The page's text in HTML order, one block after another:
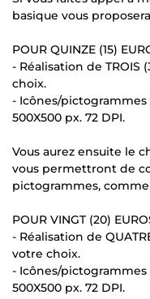
basique vous
POUR QUINZE (15)
- Réalisation de
choix.
- Icônes/pictogrammes
500X500 px. 72 DPI.
Vous aurez ensuite le
vous permettront de
pictogrammes,
POUR VINGT (20)
- Réalisation de
votre choix.
- Icônes/pictogrammes
500X500 px. 72 DPI.